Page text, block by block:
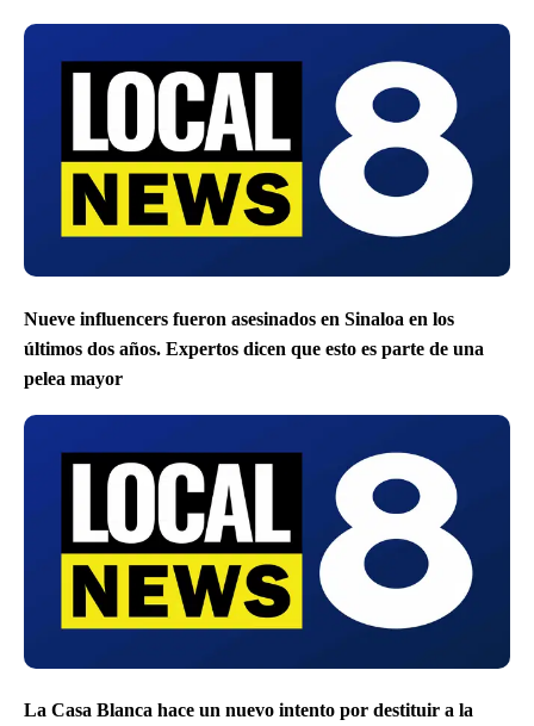
Nueve influencers fueron asesinados en Sinaloa en los
últimos dos años. Expertos dicen que esto es parte de una
pelea mayor
La Casa Blanca hace un nuevo intento por destituir a la